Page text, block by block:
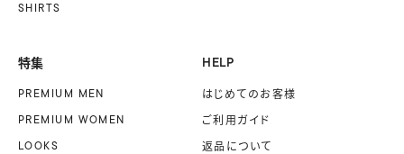
SHIRTS
特集
PREMIUM MEN
PREMIUM WOMEN
LOOKS
HELP
はじめてのお客様
ご利用ガイド
返品について